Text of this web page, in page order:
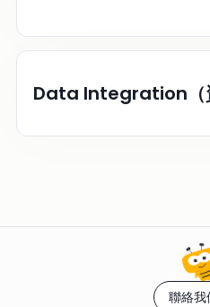
Data Integration（
聯絡我